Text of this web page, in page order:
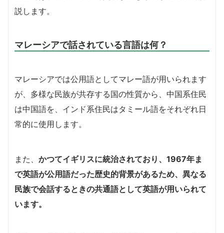
説します。
マレーシアで話されている言語は何？
マレーシアでは公用語としてマレー語が用いられます
が、多様な民族が共存する国の性質から、中国系住民
は中国語を、インド系住民はタミール語をそれぞれ日
常的に使用します。
また、 かつてイギリスに統治されており、1967年ま
で英語が公用語だった歴史的背景があるため、異なる
民族で会話するときの共通語として英語が用いられて
います。